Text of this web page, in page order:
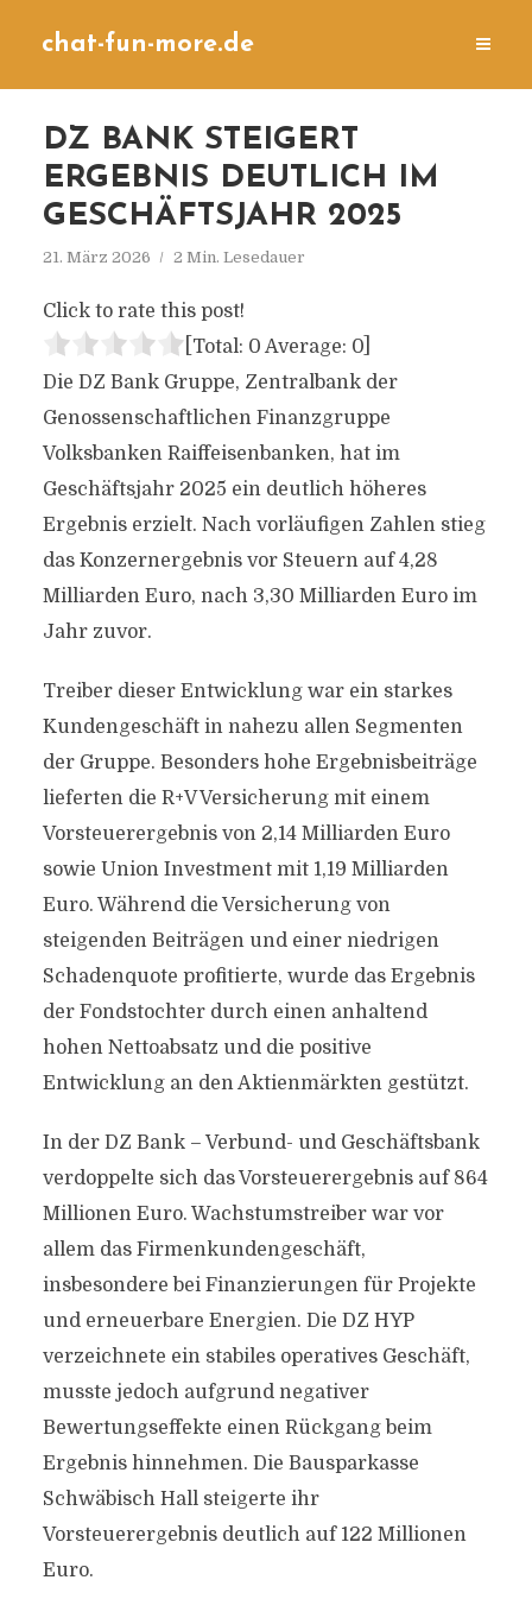
chat-fun-more.de
DZ BANK STEIGERT
ERGEBNIS DEUTLICH IM
GESCHÄFTSJAHR 2025
21. März 2026 2 Min. Lesedauer
Click to rate this post!
[Total: 0 Average: 0]
Die DZ Bank Gruppe, Zentralbank der
Genossenschaftlichen Finanzgruppe
Volksbanken Raiffeisenbanken, hat im
Geschäftsjahr 2025 ein deutlich höheres
Ergebnis erzielt. Nach vorläufigen Zahlen stieg
das Konzernergebnis vor Steuern auf 4,28
Milliarden Euro, nach 3,30 Milliarden Euro im
Jahr zuvor.
Treiber dieser Entwicklung war ein starkes
Kundengeschäft in nahezu allen Segmenten
der Gruppe. Besonders hohe Ergebnisbeiträge
lieferten die R+V Versicherung mit einem
Vorsteuerergebnis von 2,14 Milliarden Euro
sowie Union Investment mit 1,19 Milliarden
Euro. Während die Versicherung von
steigenden Beiträgen und einer niedrigen
Schadenquote profitierte, wurde das Ergebnis
der Fondstochter durch einen anhaltend
hohen Nettoabsatz und die positive
Entwicklung an den Aktienmärkten gestützt.
In der DZ Bank – Verbund- und Geschäftsbank
verdoppelte sich das Vorsteuerergebnis auf 864
Millionen Euro. Wachstumstreiber war vor
allem das Firmenkundengeschäft,
insbesondere bei Finanzierungen für Projekte
und erneuerbare Energien. Die DZ HYP
verzeichnete ein stabiles operatives Geschäft,
musste jedoch aufgrund negativer
Bewertungseffekte einen Rückgang beim
Ergebnis hinnehmen. Die Bausparkasse
Schwäbisch Hall steigerte ihr
Vorsteuerergebnis deutlich auf 122 Millionen
Euro.